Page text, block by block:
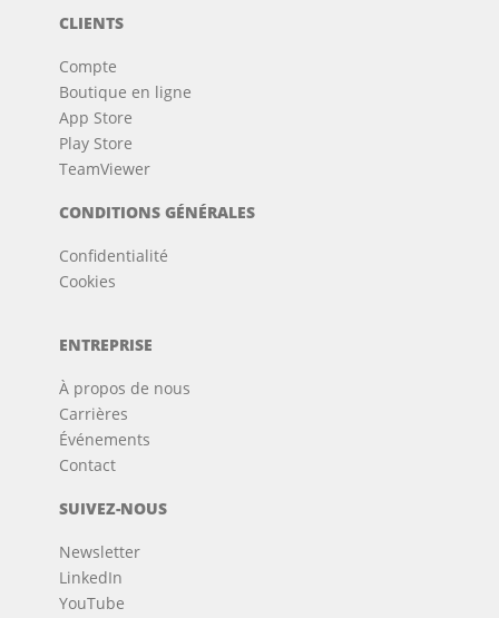
CLIENTS
Compte
Boutique en ligne
App Store
Play Store
TeamViewer
CONDITIONS GÉNÉRALES
Confidentialité
Cookies
ENTREPRISE
À propos de nous
Carrières
Événements
Contact
SUIVEZ-NOUS
Newsletter
LinkedIn
YouTube